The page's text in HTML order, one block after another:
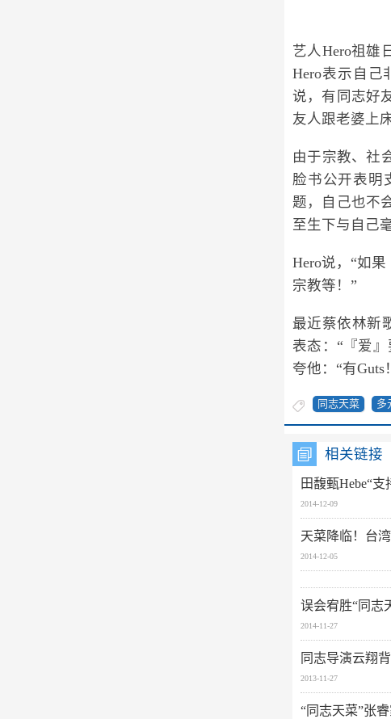
艺人Hero祖雄
Hero表示自己
说，有同志好
友人跟老婆上
由于宗教、社
脸书公开表明
题，自己也不
至生下与自己
Hero说，“如
宗教等！”
最近蔡依林新
表态：“『爱
夸他：“有
同志天菜 多
相关链接
田馥甄Hebe“
2014-12-09
天菜降临！台
2014-12-05
误会宥胜“同志
2014-11-27
同志导演云翔
2013-11-27
“同志天菜”张